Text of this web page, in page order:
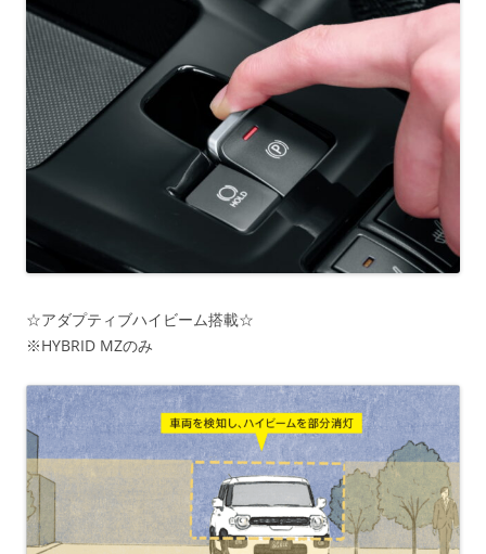
☆アダプティブハイビーム搭載☆
※HYBRID MZのみ